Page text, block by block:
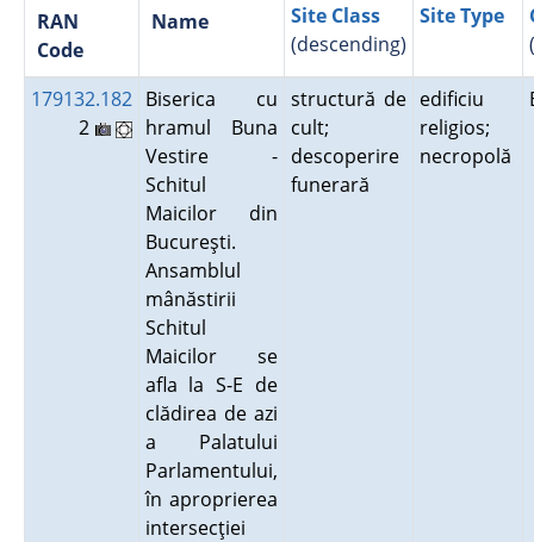
RAN
Code
Name
Site Class
(descending)
Site Type
179132.182
2
Biserica cu
hramul Buna
Vestire -
Schitul
Maicilor din
Bucureşti.
Ansamblul
mânăstirii
Schitul
Maicilor se
afla la S-E de
clădirea de azi
a Palatului
Parlamentului,
în aproprierea
intersecţiei
structură de
cult;
descoperire
funerară
edificiu
religios;
necropolă